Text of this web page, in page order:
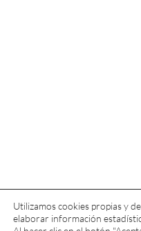
Utilizamos cookies propias y
elaborar información